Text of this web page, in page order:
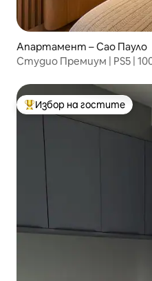
Апартамент – Сао Пауло
Студио Премиум | PS5 |
Най-популярен избор на
Избор на гостите